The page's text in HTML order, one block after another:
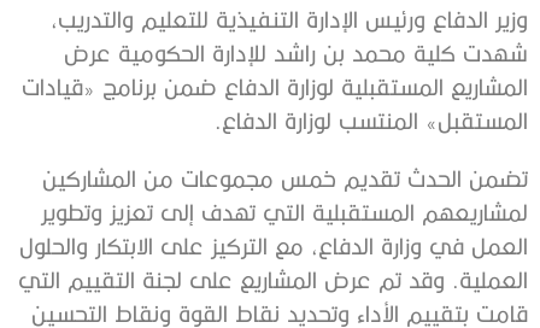
وزير الدفاع ورئيس الإدارة التنفيذية للتعليم والتدريب،
شهدت كلية محمد بن راشد للإدارة الحكومية عرض
المشاريع المستقبلية لوزارة الدفاع ضمن برنامج «قيادات
المستقبل» المنتسب لوزارة الدفاع.
تضمن الحدث تقديم خمس مجموعات من المشاركين
لمشاريعهم المستقبلية التي تهدف إلى تعزيز وتطوير
العمل في وزارة الدفاع، مع التركيز على الابتكار والحلول
العملية. وقد تم عرض المشاريع على لجنة التقييم التي
قامت بتقييم الأداء وتحديد نقاط القوة ونقاط التحسين